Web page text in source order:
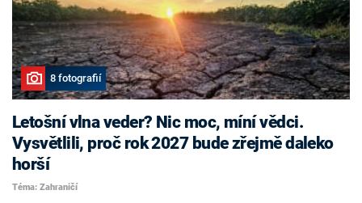
8 fotografií
Letošní vlna veder? Nic moc, míní vědci.
Vysvětlili, proč rok 2027 bude zřejmě daleko
horší
Téma: Zahraničí